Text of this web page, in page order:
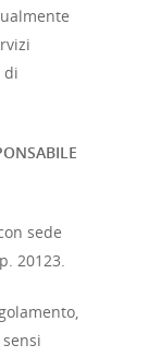
di
sede
20123.